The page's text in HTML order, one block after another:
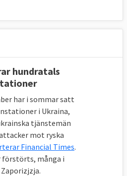
hundratals
har i sommar satt
i Ukraina,
tjänstemän
mot ryska
Financial Times.
förstörts, många i